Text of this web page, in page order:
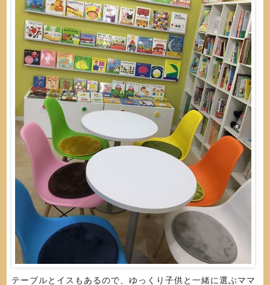
テーブルとイスもあるので、ゆっくり子供と一緒に選ぶママ